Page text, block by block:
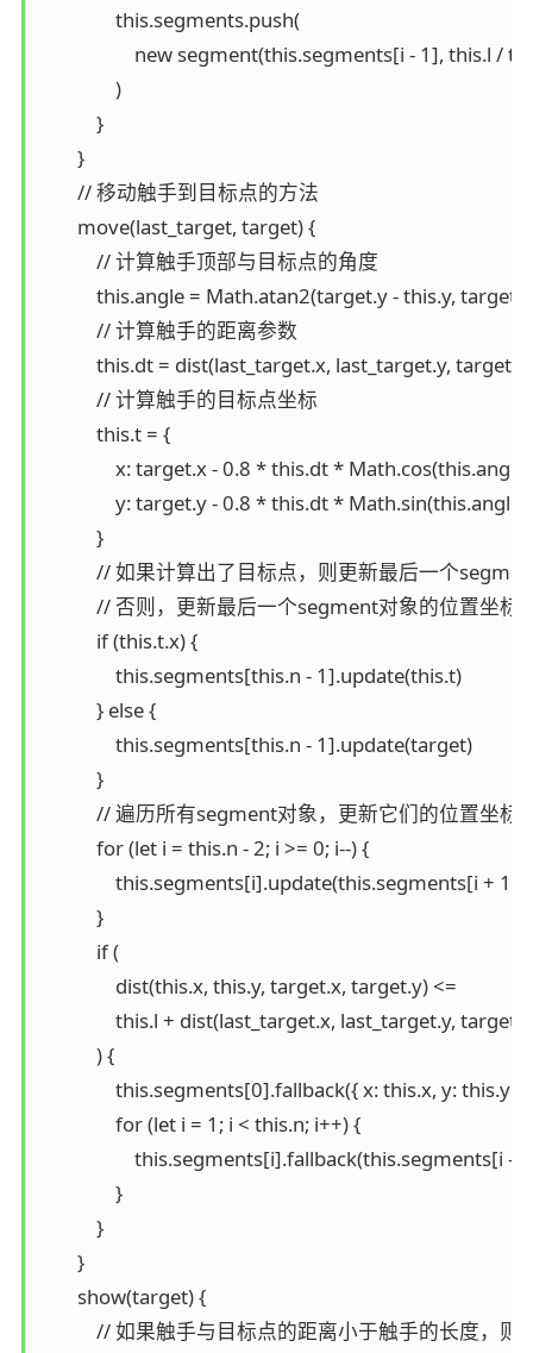
                this.segments.push(
new segment(this.segments[i - 1], this.l /
                )
            }
        }
        // 移动触手到目标点的方法
        move(last_target, target) {
            // 计算触手顶部与目标点的角度
this.angle = Math.atan2(target.y - this.y, target.x
            // 计算触手的距离参数
this.dt = dist(last_target.x, last_target.y,
            // 计算触手的目标点坐标
            this.t = {
x: target.x - 0.8 * this.dt *
                y: target.y - 0.8 * this.dt * Math.sin(this.angle)
            }
// 如果计算出了目标点，则更新最后一个
// 否则，更新最后一个segment对象的位置坐
            if (this.t.x) {
                this.segments[this.n - 1].update(this.t)
            } else {
                this.segments[this.n - 1].update(target)
            }
            // 遍历所有segment对象，更新它们的位置坐标
            for (let i = this.n - 2; i >= 0; i--) {
this.segments[i].update(this.segments[i +
            }
            if (
                dist(this.x, this.y, target.x, target.y) <=
this.l + dist(last_target.x, last_target.y,
            ) {
                this.segments[0].fallback({ x: this.x, y: this.y })
                for (let i = 1; i < this.n; i++) {
this.segments[i].fallback(this.segments[i
                }
            }
        }
        show(target) {
// 如果触手与目标点的距离小于触手的长度，